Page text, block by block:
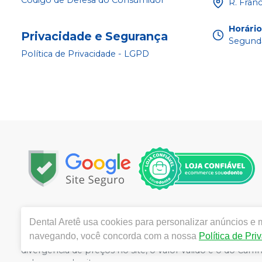
Privacidade e Segurança
Política de Privacidade - LGPD
Copyright © 2025 | Todos os direitos reservados |
da Rocha, 1450 - Jardim Maria Goretti, Ribeirão Preto -
Souza CRF/SP nº 52627 | Política de Privacidade e
divergência de preços no site, o valor válido é o do
Dental Aretê usa cookies para personalizar anúncios e
navegando, você concorda com a nossa Política de